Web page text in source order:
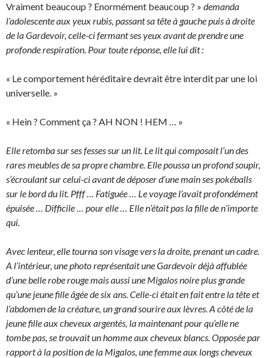
Vraiment beaucoup ? Enormément beaucoup ? » demanda
l’adolescente aux yeux rubis, passant sa tête à gauche puis à droite
de la Gardevoir, celle-ci fermant ses yeux avant de prendre une
profonde respiration. Pour toute réponse, elle lui dit :
« Le comportement héréditaire devrait être interdit par une loi
universelle. »
« Hein ? Comment ça ? AH NON ! HEM … »
Elle retomba sur ses fesses sur un lit. Le lit qui composait l’un des
rares meubles de sa propre chambre. Elle poussa un profond soupir,
s’écroulant sur celui-ci avant de déposer d’une main ses pokéballs
sur le bord du lit. Pfff … Fatiguée … Le voyage l’avait profondément
épuisée … Difficile … pour elle … Elle n’était pas la fille de n’importe
qui.
Avec lenteur, elle tourna son visage vers la droite, prenant un cadre.
A l’intérieur, une photo représentait une Gardevoir déjà affublée
d’une belle robe rouge mais aussi une Migalos noire plus grande
qu’une jeune fille âgée de six ans. Celle-ci était en fait entre la tête et
l’abdomen de la créature, un grand sourire aux lèvres. A côté de la
jeune fille aux cheveux argentés, la maintenant pour qu’elle ne
tombe pas, se trouvait un homme aux cheveux blancs. Opposée par
rapport à la position de la Migalos, une femme aux longs cheveux